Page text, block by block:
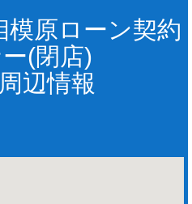
模原ローン契約
(閉店)
辺情報